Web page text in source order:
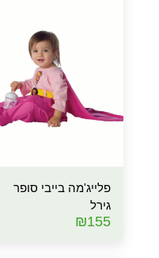
פלייג'מה בייבי סופר
גירל
₪155